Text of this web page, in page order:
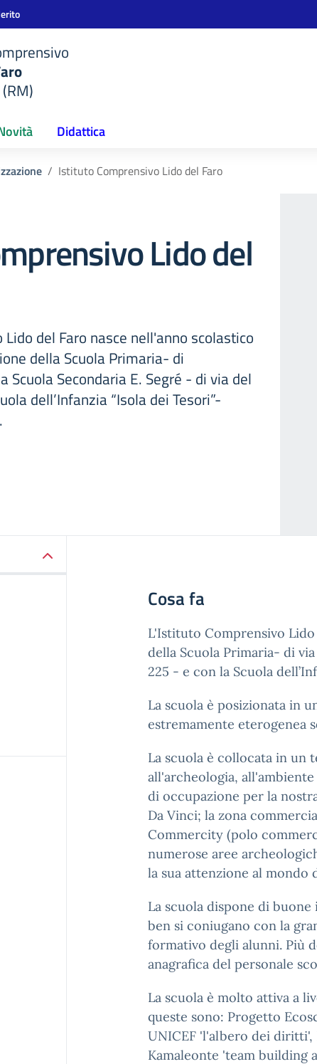
Didattica
Istituto Comprensivo Lido del Faro
Lido del
del Faro nasce nell'anno scolastico
della Scuola Primaria- di
Scuola Secondaria E. Segré - di via del
dell’Infanzia “Isola dei Tesori”-
Cosa fa
L'Istituto Comprensivo
della Scuola Primaria- di
225 - e con la Scuola
La scuola è posizionata in
estremamente eterogenea
La scuola è collocata in
all'archeologia,
di occupazione per la
Da Vinci; la zona
Commercity (polo
numerose aree
la sua attenzione al mondo
La scuola dispone di
ben si coniugano con la
formativo degli alunni. Più
anagrafica del personale
La scuola è molto attiva a
queste sono: Progetto
UNICEF 'l'albero dei diritti',
Kamaleonte 'team building